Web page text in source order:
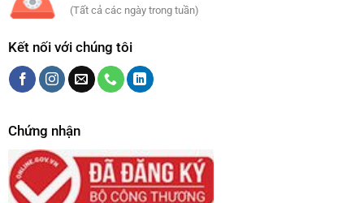
(Tất cả các ngày trong tuần)
Kết nối với chúng tôi
Chứng nhận